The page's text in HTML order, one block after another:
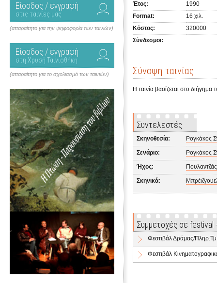
Είσοδος / εγγραφή
στις ταινίες μας
(απαραίτητο για την ψηφοφορία των ταινιών)
Είσοδος / εγγραφή
στη Χρυσή Ταινιοθήκη
(απαραίτητο για το σχολιασμό των ταινιών)
Έτος:
1990
Format:
16 χιλ.
Κόστος:
320000
Σύνδεσμοι:
Σύνοψη ταινίας
Η ταινία βασίζεται στο
Συντελεστές
Σκηνοθεσία: Ρογκάκος
Σενάριο: Ρογκάκος
Ήχος:
Σκηνικά:
Συμμετοχές σε
Φεστιβάλ Δράμας/
Φεστιβάλ